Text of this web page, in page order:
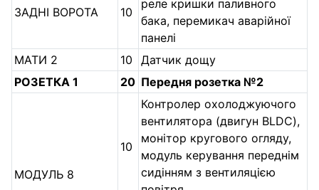
ЗАДНІ ВОРОТА 10
реле кришки паливного
бака, перемикач аварійної
панелі
МАТИ 2
10
Датчик дощу
РОЗЕТКА 1
20 Передня розетка №2
МОДУЛЬ 8
10
Контролер охолоджуючого
вентилятора (двигун BLDC),
монітор кругового огляду,
модуль керування переднім
сидінням з вентиляцією